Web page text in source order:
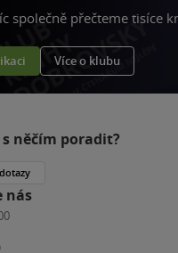
společně přečteme tisíce
Více o klubu
něčím poradit?
nás